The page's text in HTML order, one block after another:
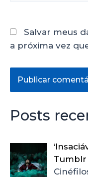
Salvar meus
a próxima vez
Posts
Tumblr